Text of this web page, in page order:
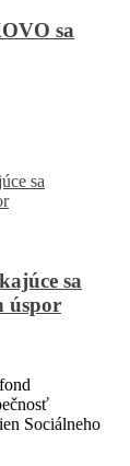
sa
sa
úspor
Sociálneho